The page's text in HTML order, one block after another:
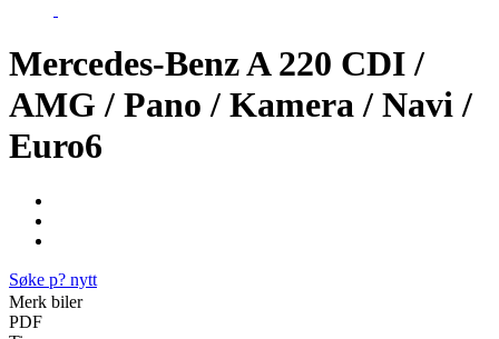
Mercedes-Benz A 220 CDI /
AMG / Pano / Kamera / Navi /
Euro6
Søke p? nytt
Merk biler
PDF